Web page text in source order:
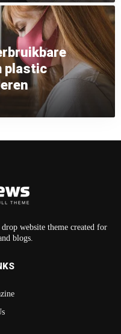
plastic
website theme created for
blogs.